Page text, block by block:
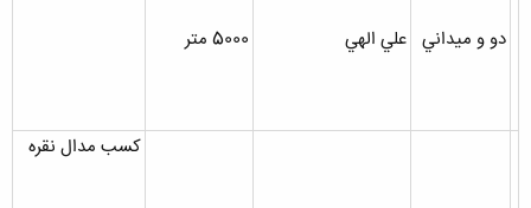
دو و ميداني علي الهي 5000 متر
کسب مدال نقره